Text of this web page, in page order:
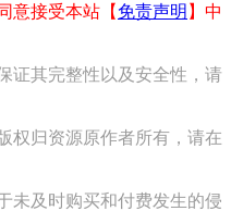
意接受本站【 免责声明 】中
证其完整性以及安全性，请
权归资源原作者所有，请在
未及时购买和付费发生的侵